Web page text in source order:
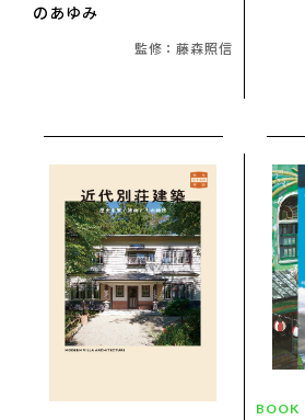
のあゆみ
監修：藤森照信
BOOK